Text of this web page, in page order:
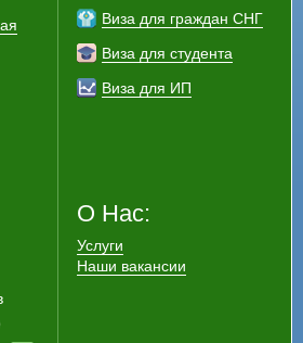
Виза для граждан СНГ
Виза для студента
Виза для ИП
О Нас:
Услуги
Наши вакансии